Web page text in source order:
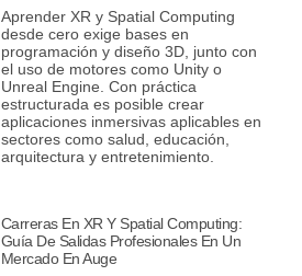
Aprender XR y Spatial Computing
desde cero exige bases en
programación y diseño 3D, junto con
el uso de motores como Unity o
Unreal Engine. Con práctica
estructurada es posible crear
aplicaciones inmersivas aplicables en
sectores como salud, educación,
arquitectura y entretenimiento.
Carreras En XR Y Spatial Computing:
Guía De Salidas Profesionales En Un
Mercado En Auge